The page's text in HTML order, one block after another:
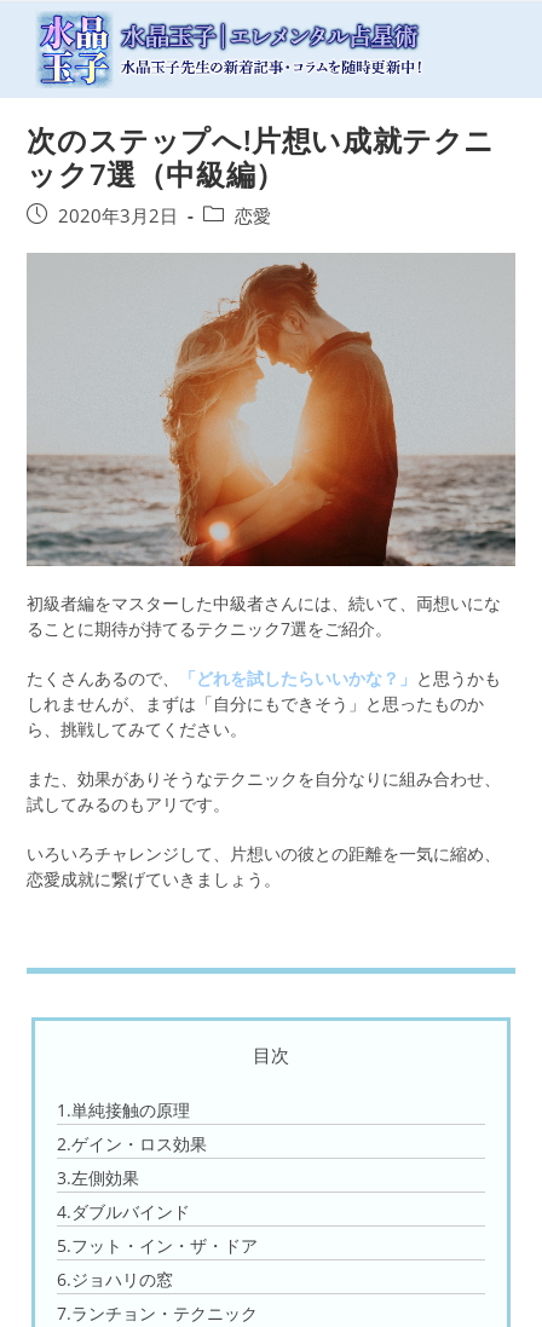
次のステップへ!片想い成就テクニ
ック7選（中級編）
投
2020年3月2日
投
ゴ
リ
ー:
恋愛
初級者編をマスターした中級者さんには、続いて、両想いにな
ることに期待が持てるテクニック7選をご紹介。
たくさんあるので、 「どれを試したらいいかな？」 と思うかも
しれませんが、まずは「自分にもできそう」と思ったものか
ら、挑戦してみてください。
また、効果がありそうなテクニックを自分なりに組み合わせ、
試してみるのもアリです。
いろいろチャレンジして、片想いの彼との距離を一気に縮め、
恋愛成就に繋げていきましょう。
目次
1.単純接触の原理
2.ゲイン・ロス効果
3.左側効果
4.ダブルバインド
5.フット・イン・ザ・ドア
6.ジョハリの窓
7.ランチョン・テクニック